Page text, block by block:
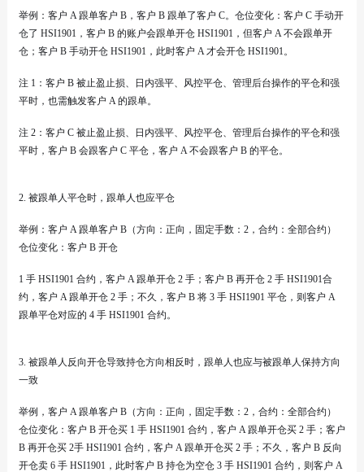
举例：客户 A 跟单客户 B，客户 B 跟单了客户 C。仓位变化：客户 C 手动开
仓了 HSI1901，客户 B 的账户会跟单开仓 HSI1901，但客户 A 不会跟单开
仓；客户 B 手动开仓 HSI1901，此时客户 A 才会开仓 HSI1901。
注 1：客户 B 被止盈止损、日内强平、风控平仓、管理后台操作的平仓和强
平时，也需触发客户 A 的跟单。
注 2：客户 C 被止盈止损、日内强平、风控平仓、管理后台操作的平仓和强
平时，客户 B 会跟客户 C 平仓，客户 A 不会跟客户 B 的平仓。
2. 被跟单人平仓时，跟单人也应平仓
举例：客户 A 跟单客户 B（方向：正向，固定手数：2，合约：全部合约）
仓位变化：客户 B 开仓
1 手 HSI1901 合约，客户 A 跟单开仓 2 手；客户 B 再开仓 2 手 HSI1901合
约，客户 A 跟单开仓 2 手；不久，客户 B 将 3 手 HSI1901 平仓，则客户 A
跟单平仓对应的 4 手 HSI1901 合约。
3. 被跟单人反向开仓导致持仓方向相反时，跟单人也应与被跟单人保持方向
一致
举例，客户 A 跟单客户 B（方向：正向，固定手数：2，合约：全部合约）
仓位变化：客户 B 开仓买 1 手 HSI1901 合约，客户 A 跟单开仓买 2 手；客户
B 再开仓买 2手 HSI1901 合约，客户 A 跟单开仓买 2 手；不久，客户 B 反向
开仓卖 6 手 HSI1901，此时客户 B 持仓为空仓 3 手 HSI1901 合约，则客户 A